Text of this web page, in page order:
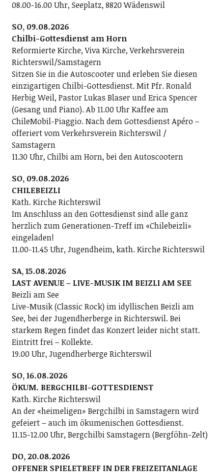
08.00-16.00 Uhr, Seeplatz, 8820 Wädenswil
SO, 09.08.2026
Chilbi-Gottesdienst am Horn
Reformierte Kirche, Viva Kirche, Verkehrsverein
Richterswil/Samstagern
Sitzen Sie in die Autoscooter und erleben Sie diesen
einzigartigen Chilbi-Gottesdienst. Mit Pfr. Ronald
Herbig Weil, Pastor Lukas Blaser und Erica Spencer
(Gesang und Piano). Ab 11.00 Uhr Kaffee am
ChileMobil-Piaggio. Nach dem Gottesdienst Apéro –
offeriert vom Verkehrsverein Richterswil /
Samstagern
11.30 Uhr, Chilbi am Horn, bei den Autoscootern
SO, 09.08.2026
CHILEBEIZLI
Kath. Kirche Richterswil
Im Anschluss an den Gottesdienst sind alle ganz
herzlich zum Generationen-Treff im «Chilebeizli»
eingeladen!
11.00-11.45 Uhr, Jugendheim, kath. Kirche Richterswil
SA, 15.08.2026
LAST AVENUE – LIVE-MUSIK IM BEIZLI AM SEE
Beizli am See
Live-Musik (Classic Rock) im idyllischen Beizli am
See, bei der Jugendherberge in Richterswil. Bei
starkem Regen findet das Konzert leider nicht statt.
Eintritt frei – Kollekte.
19.00 Uhr, Jugendherberge Richterswil
SO, 16.08.2026
ÖKUM. BERGCHILBI-GOTTESDIENST
Kath. Kirche Richterswil
An der «heimeligen» Bergchilbi in Samstagern wird
gefeiert – auch im ökumenischen Gottesdienst.
11.15-12.00 Uhr, Bergchilbi Samstagern (Bergföhn-Zelt)
DO, 20.08.2026
OFFENER SPIELETREFF IN DER FREIZEITANLAGE